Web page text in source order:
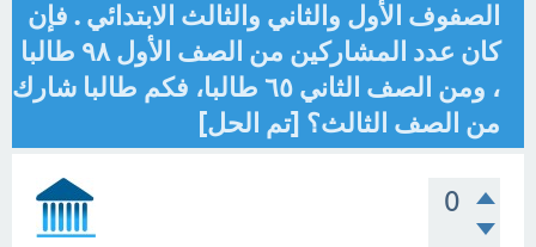
الصفوف الأول والثاني والثالث الابتدائي . فإن
كان عدد المشاركين من الصف الأول ٩٨ طالبا
، ومن الصف الثاني ٦٥ طالبا، فكم طالبا شارك
من الصف الثالث؟ [تم الحل]
0